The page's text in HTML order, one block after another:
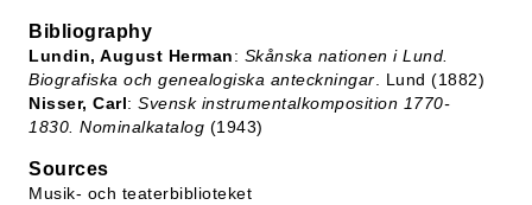
Bibliography
Lundin, August Herman: Skånska nationen i Lund.
Biografiska och genealogiska anteckningar . Lund (1882)
Nisser, Carl: Svensk instrumentalkomposition 1770-
1830. Nominalkatalog (1943)
Sources
Musik- och teaterbiblioteket